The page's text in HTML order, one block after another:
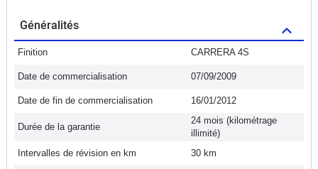
Généralités
Finition CARRERA 4S
Date de commercialisation 07/09/2009
Date de fin de commercialisation 16/01/2012
Durée de la garantie
24 mois (kilométrage
illimité)
Intervalles de révision en km
30 km